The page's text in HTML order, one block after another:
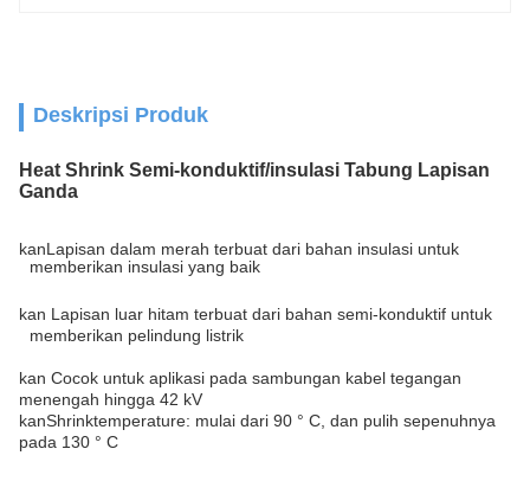
Deskripsi Produk
Heat Shrink Semi-konduktif/insulasi Tabung Lapisan
Ganda
kanLapisan dalam merah terbuat dari bahan insulasi untuk
memberikan insulasi yang baik
kan Lapisan luar hitam terbuat dari bahan semi-konduktif untuk
memberikan pelindung listrik
kan Cocok untuk aplikasi pada sambungan kabel tegangan
menengah hingga 42 kV
kanShrinktemperature: mulai dari 90 ° C, dan pulih sepenuhnya
pada 130 ° C